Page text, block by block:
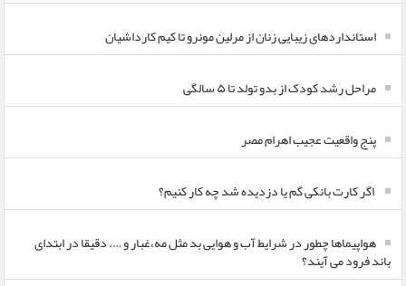
استانداردهای زیبایی زنان از مرلین مونرو تا کیم کارداشیان
مراحل رشد کودک از بدو تولد تا ۵ سالگی
پنج واقعیت عجیب اهرام مصر
اگر کارت بانکی گم یا دزدیده شد چه کار کنیم؟
هواپیماها چطور در شرایط آب و هوایی بد مثل مه،غبار و …. دقیقا در ابتدای
باند فرود می آیند؟